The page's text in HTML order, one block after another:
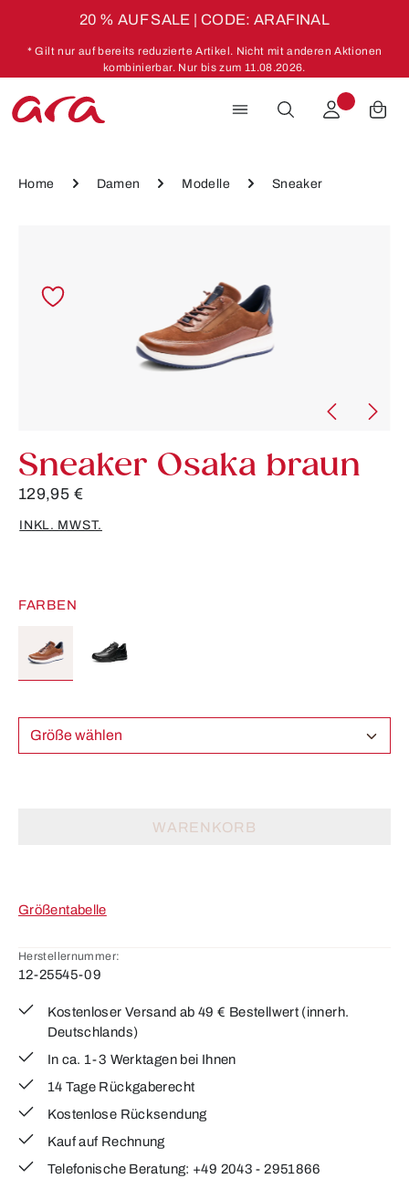
20 % AUF SALE | CODE: ARAFINAL
* Gilt nur auf bereits reduzierte Artikel. Nicht mit anderen Aktionen
kombinierbar. Nur bis zum 11.08.2026.
Home Damen Modelle Sneaker
Sneaker Osaka braun
129,95 €
INKL. MWST.
FARBEN
Größe wählen
WARENKORB
Größentabelle
Herstellernummer:
12-25545-09
Kostenloser Versand ab 49 € Bestellwert (innerh.
Deutschlands)
In ca. 1-3 Werktagen bei Ihnen
14 Tage Rückgaberecht
Kostenlose Rücksendung
Kauf auf Rechnung
Telefonische Beratung: +49 2043 - 2951866